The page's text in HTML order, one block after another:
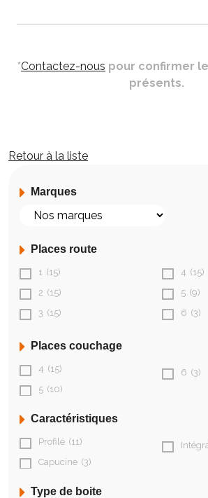
Retour à la liste
Marques
Places route
1 (15)
2 (15)
3 (15)
4 (15)
5 (9)
6 (3)
Places couchage
4 (15)
5 (10)
6 (3)
Caractéristiques
Profilé (11)
Capucine (3)
Type de boite
*Contactez-nous pour confirmer
présents.